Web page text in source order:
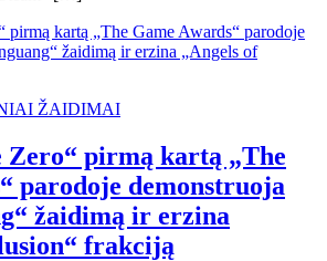
ŽAIDIMAI
Zero“ pirmą kartą „The
parodoje demonstruoja
žaidimą ir erzina
frakciją